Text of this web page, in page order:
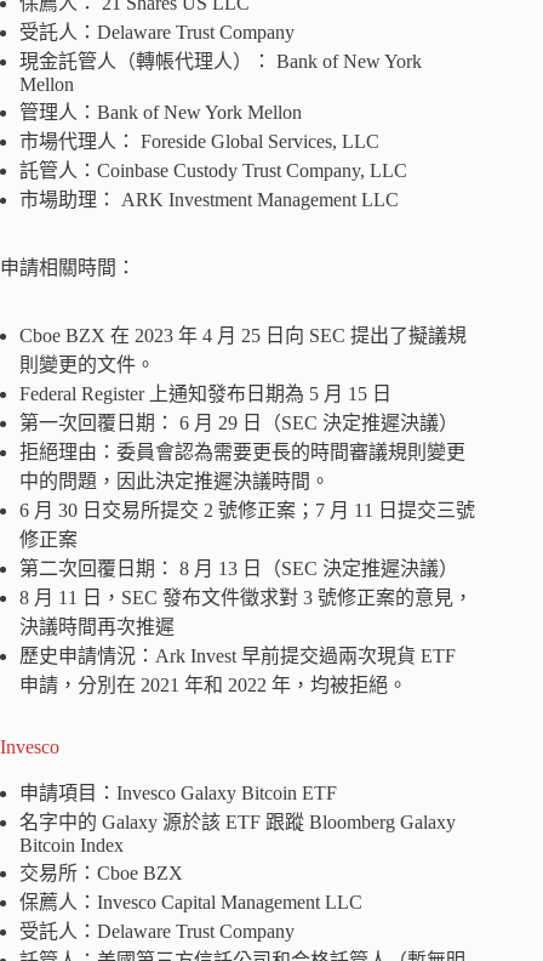
受託人：Delaware Trust Company
現金託管人（轉帳代理人）： Bank of New York
Mellon
管理人：Bank of New York Mellon
市場代理人： Foreside Global Services, LLC
託管人：Coinbase Custody Trust Company, LLC
市場助理： ARK Investment Management LLC
申請相關時間：
Cboe BZX 在 2023 年 4 月 25 日向 SEC 提出了擬議規
則變更的文件。
Federal Register 上通知發布日期為 5 月 15 日
第一次回覆日期： 6 月 29 日（SEC 決定推遲決議）
拒絕理由：委員會認為需要更長的時間審議規則變更
中的問題，因此決定推遲決議時間。
6 月 30 日交易所提交 2 號修正案；7 月 11 日提交三號
修正案
第二次回覆日期： 8 月 13 日（SEC 決定推遲決議）
8 月 11 日，SEC 發布文件徵求對 3 號修正案的意見，
決議時間再次推遲
歷史申請情況：Ark Invest 早前提交過兩次現貨 ETF
申請，分別在 2021 年和 2022 年，均被拒絕。
Invesco
申請項目：Invesco Galaxy Bitcoin ETF
名字中的 Galaxy 源於該 ETF 跟蹤 Bloomberg Galaxy
Bitcoin Index
交易所：Cboe BZX
保薦人：Invesco Capital Management LLC
受託人：Delaware Trust Company